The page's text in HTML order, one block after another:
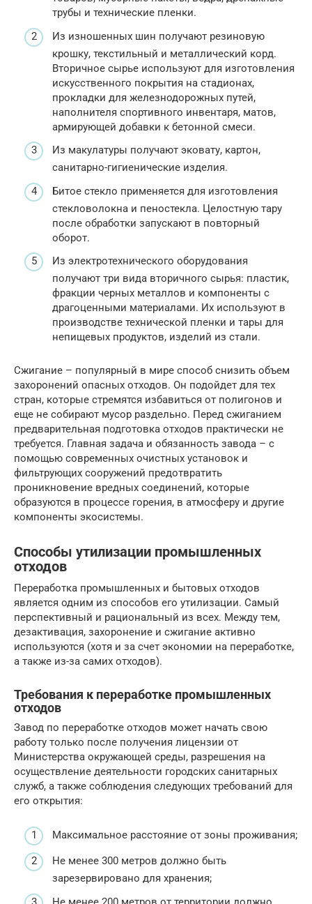
трубы и технические пленки.
Из изношенных шин получают резиновую
крошку, текстильный и металлический корд.
Вторичное сырье используют для изготовления
искусственного покрытия на стадионах,
прокладки для железнодорожных путей,
наполнителя спортивного инвентаря, матов,
армирующей добавки к бетонной смеси.
Из макулатуры получают эковату, картон,
санитарно-гигиенические изделия.
Битое стекло применяется для изготовления
стекловолокна и пеностекла. Целостную тару
после обработки запускают в повторный
оборот.
Из электротехнического оборудования
получают три вида вторичного сырья: пластик,
фракции черных металлов и компоненты с
драгоценными материалами. Их используют в
производстве технической пленки и тары для
непищевых продуктов, изделий из стали.
Сжигание – популярный в мире способ снизить объем
захоронений опасных отходов. Он подойдет для тех
стран, которые стремятся избавиться от полигонов и
еще не собирают мусор раздельно. Перед сжиганием
предварительная подготовка отходов практически не
требуется. Главная задача и обязанность завода – с
помощью современных очистных установок и
фильтрующих сооружений предотвратить
проникновение вредных соединений, которые
образуются в процессе горения, в атмосферу и другие
компоненты экосистемы.
Способы утилизации промышленных
отходов
Переработка промышленных и бытовых отходов
является одним из способов его утилизации. Самый
перспективный и рациональный из всех. Между тем,
дезактивация, захоронение и сжигание активно
используются (хотя и за счет экономии на переработке,
а также из-за самих отходов).
Требования к переработке промышленных
отходов
Завод по переработке отходов может начать свою
работу только после получения лицензии от
Министерства окружающей среды, разрешения на
осуществление деятельности городских санитарных
служб, а также соблюдения следующих требований для
его открытия:
Максимальное расстояние от зоны проживания;
Не менее 300 метров должно быть
зарезервировано для хранения;